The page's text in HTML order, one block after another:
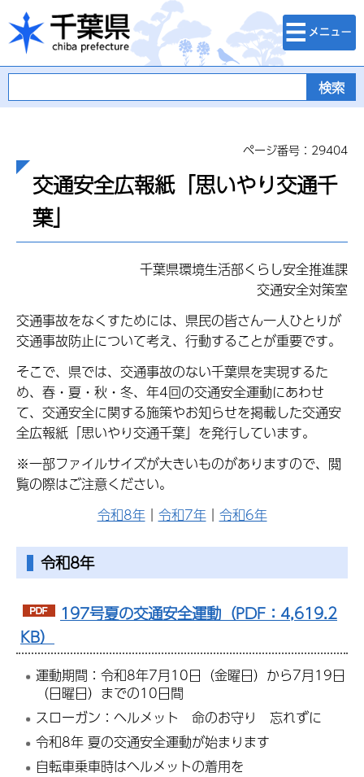
千葉県
検索・メニュ
ー
ページ番号：29404
交通安全広報紙「思いやり交通千
葉」
千葉県環境生活部くらし安全推進課
交通安全対策室
交通事故をなくすためには、県民の皆さん一人ひとりが
交通事故防止について考え、行動することが重要です。
そこで、県では、交通事故のない千葉県を実現するた
め、春・夏・秋・冬、年4回の交通安全運動にあわせ
て、交通安全に関する施策やお知らせを掲載した交通安
全広報紙「思いやり交通千葉」を発行しています。
※一部ファイルサイズが大きいものがありますので、閲
覧の際はご注意ください。
令和8年｜ 令和7年｜ 令和6年
令和8年
197号夏の交通安全運動（PDF：4,619.2
KB）
運動期間：令和8年7月10日（金曜日）から7月19日
（日曜日）までの10日間
スローガン：ヘルメット 命のお守り 忘れずに
令和8年 夏の交通安全運動が始まります
自転車乗車時はヘルメットの着用を